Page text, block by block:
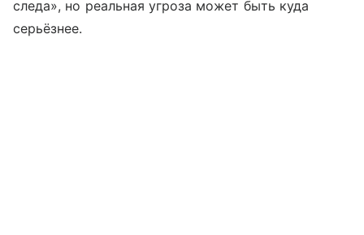
следа», но реальная угроза может быть куда
серьёзнее.